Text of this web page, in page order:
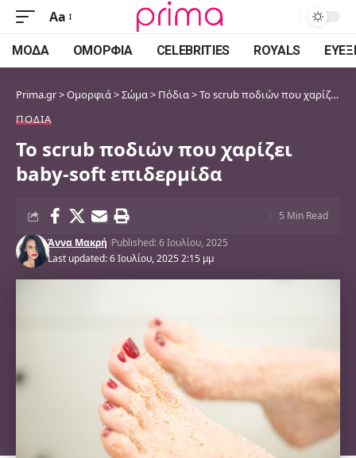
Font
Resizer
Aa
ΜΌΔΑ ΟΜΟΡΦΙΆ CELEBRITIES ROYALS
Prima.gr>Ομορφιά>Σώμα> Πόδια>Το scrub ποδιών που χαρίζει baby-soft επιδερμίδα
ΠΌΔΙΑ
Το scrub ποδιών που χαρίζει
baby-soft επιδερμίδα
Last updated: 6 Ιουλίου, 2025 2:15 μμ
Άννα Μακρή Published: 6 Ιουλίου, 2025
5 Min Read